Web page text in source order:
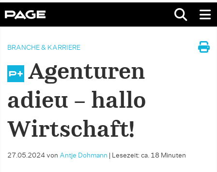
BRANCHE & KARRIERE
Agenturen
adieu – hallo
Wirtschaft!
27.05.2024 von Antje Dohmann Lesezeit: ca. 18 Minuten